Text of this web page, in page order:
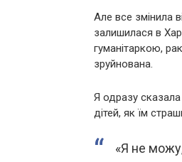
Але все змінила
залишилася в
гуманітаркою,
зруйнована.
Я одразу сказала
дітей, як їм
«Я не